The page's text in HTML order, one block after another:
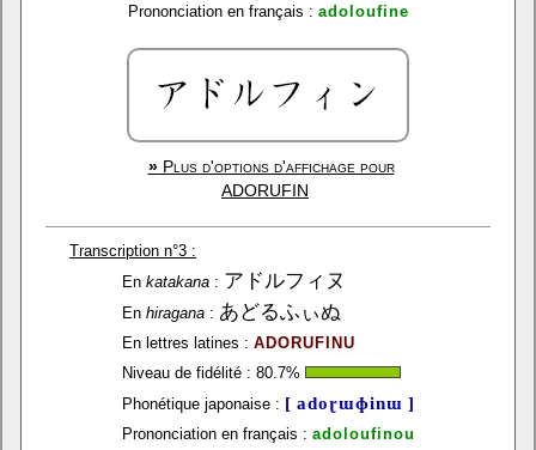
Prononciation en français : adoloufine
»Plus d'options d'affichage pour
ADORUFIN
Transcription n°3 :
En katakana: アドルフィヌ
En hiragana: あどるふぃぬ
En lettres latines : ADORUFINU
Niveau de fidélité : 80.7%
Phonétique japonaise : [ adoɽɯɸinɯ ]
Prononciation en français : adoloufinou